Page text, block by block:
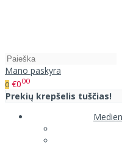
Mano paskyra
0 €000
Prekių krepšelis tuščias!